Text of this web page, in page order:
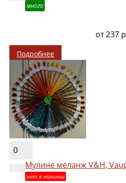
много
от 237
Подробнее
0
Мулине меланж V&H,
нет в наличии